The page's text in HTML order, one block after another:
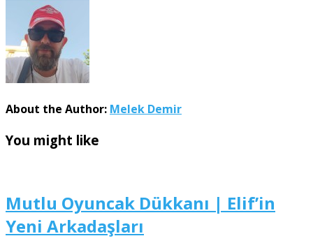
About the Author: Melek Demir
You might like
Mutlu Oyuncak Dükkanı | Elif’in
Yeni Arkadaşları